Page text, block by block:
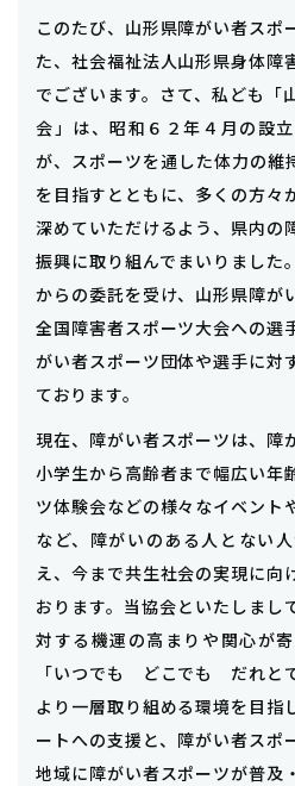
このたび、山形県障がい者スポ
た、社会福祉法人山形県身体障
でございます。 さて、私ども「
会」は、昭和６２年４月の設
が、スポーツを通した体力の維
を目指すとともに、多くの方々
深めていただけるよう、県内の
振興に取り組んでまいりました。
からの委託を受け、山形県障が
全国障害者スポーツ大会への選
がい者スポーツ団体や選手に対
ております。
現在、障がい者スポーツは、障
小学生から高齢者まで幅広い年
ツ体験会などの様々なイベント
など、障がいのある人とない
え、今まで共生社会の実現に向
おります。 当協会といたしまし
対する機運の高まりや関心が
「いつでも どこでも だれと
より一層取り組める環境を目指
ートへの支援と、障がい者スポ
地域に障がい者スポーツが普及